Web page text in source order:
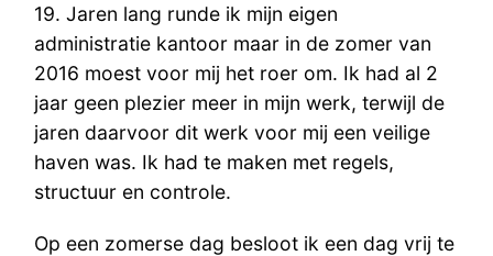
19. Jaren lang runde ik mijn eigen
administratie kantoor maar in de zomer van
2016 moest voor mij het roer om. Ik had al 2
jaar geen plezier meer in mijn werk, terwijl de
jaren daarvoor dit werk voor mij een veilige
haven was. Ik had te maken met regels,
structuur en controle.
Op een zomerse dag besloot ik een dag vrij te